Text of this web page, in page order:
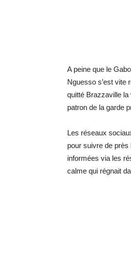
A peine que le
Nguesso s’est vite
quitté Brazzaville la
patron de la garde
Les réseaux
pour suivre de
informées via les
calme qui régnait